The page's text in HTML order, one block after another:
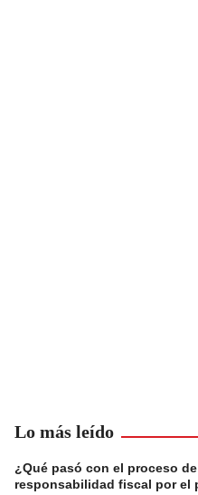
Lo más leído
¿Qué pasó con el proceso de
responsabilidad fiscal por el